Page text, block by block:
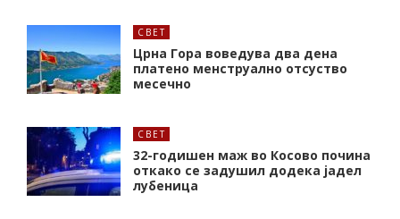
СВЕТ
Црна Гора воведува два дена
платено менструално отсуство
месечно
СВЕТ
32-годишен маж во Косово почина
откако се задушил додека јадел
лубеница